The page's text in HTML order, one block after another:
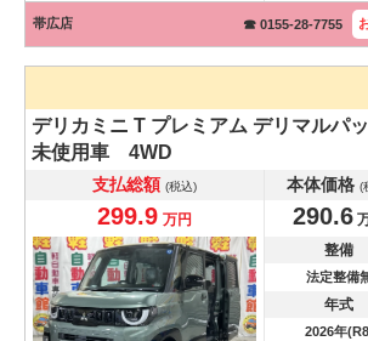
帯広店 ☎ 0155-28-7755
デリカミニ T プレミアム デリマルパ
未使用車 4WD
支払総額 (税込) 本体価格 (
299.9 万円 290.6
整備
法定整備
年式
2026年